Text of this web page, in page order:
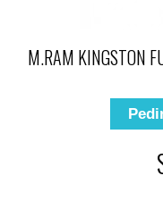
M.RAM KINGSTON